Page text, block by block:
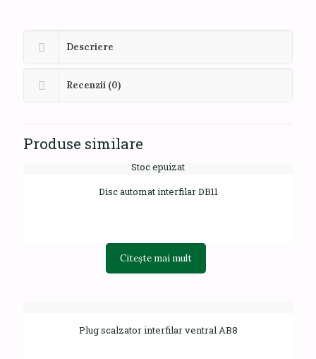
Descriere
Recenzii (0)
Produse similare
Stoc epuizat
Disc automat interfilar DB11
Citește mai mult
Plug scalzator interfilar ventral AB8